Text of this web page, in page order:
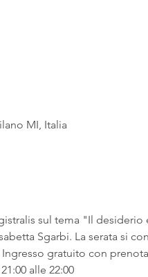
MI, Italia
sul tema "Il
Sgarbi. La serata si
gratuito con
alle 22:00